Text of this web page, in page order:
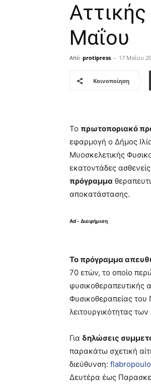
Μαΐου
Από protipress - 17 Μαΐου
Κοινοποίηση
Το πρωτοποριακό
εφαρμογή ο Δήμος
Μυοσκελετικής
εκατοντάδες
πρόγραμμα
αποκατάστασης.
Ad - Διαφήμιση
Το πρόγραμμα
70 ετών, το οποίο
φυσικοθεραπευτικής
Φυσικοθεραπείας του
λειτουργικότητας
Για δηλώσεις
παρακάτω σχετική
διεύθυνση:
Δευτέρα έως